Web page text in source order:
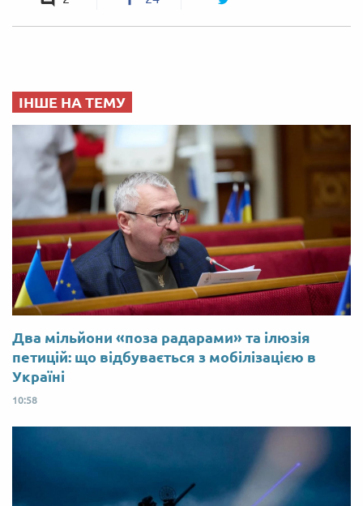
ІНШЕ НА ТЕМУ
Два мільйони «поза радарами» та ілюзія
петицій: що відбувається з мобілізацією в
Україні
10:58